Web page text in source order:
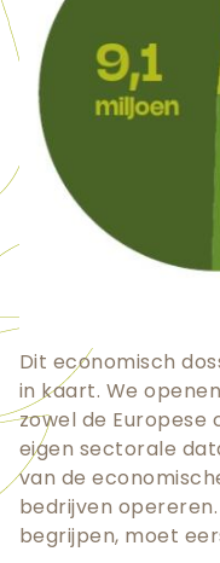
Dit economisch
in kaart. We
zowel de Europese
eigen sectorale
van de
bedrijven
begrijpen, moet